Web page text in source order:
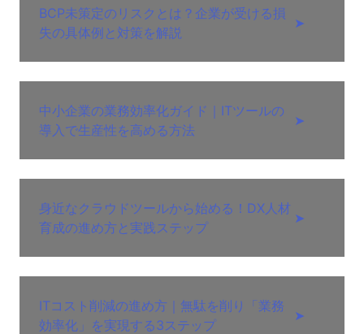
BCP未策定のリスクとは？企業が受ける損
失の具体例と対策を解説
➤
中小企業の業務効率化ガイド｜ITツールの
導入で生産性を高める方法
➤
身近なクラウドツールから始める！DX人材
育成の進め方と実践ステップ
➤
ITコスト削減の進め方｜無駄を削り「業務
効率化」を実現する3ステップ
➤